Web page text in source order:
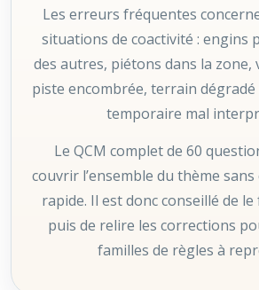
Les erreurs fréquentes
situations de coactivité : engins
des autres, piétons dans la zone,
piste encombrée, terrain
temporaire mal
Le QCM complet de 60
couvrir l’ensemble du thème
rapide. Il est donc conseillé de
puis de relire les corrections
familles de règles à